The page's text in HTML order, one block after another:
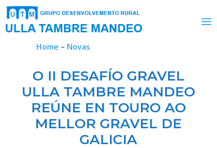
Home – Novas
O II DESAFÍO GRAVEL
ULLA TAMBRE MANDEO
REÚNE EN TOURO AO
MELLOR GRAVEL DE
GALICIA